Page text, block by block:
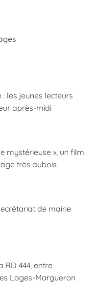
: les jeunes lecteurs
après-midi
mystérieuse », un film
très aubois
de mairie
RD 444, entre
Loges-Margueron